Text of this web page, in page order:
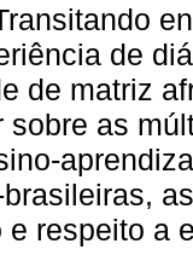
de
de matriz
sobre as
e respeito a